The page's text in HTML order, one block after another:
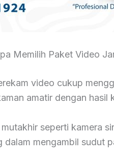
Memilih Paket Video
video cukup
amatir dengan
seperti kamera
dalam mengambil sudut